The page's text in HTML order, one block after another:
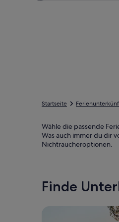
Startseite
Wähle die passende
Was auch immer du dir
Nichtraucheroptionen.
Finde
Suche nach